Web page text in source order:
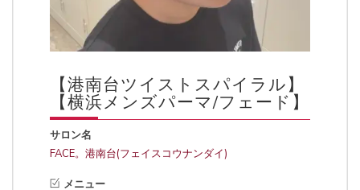
【港南台ツイストスパイラル】
【横浜メンズパーマ/フェード】
サロン名
FACE。港南台(フェイスコウナンダイ)
メニュー